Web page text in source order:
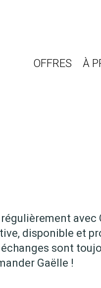
OFFRES À
avec
disponible et
sont
Gaëlle !